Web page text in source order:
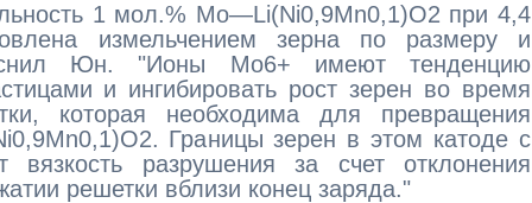
1 мол.% Mo—Li(Ni0,9Mn0,1)O2 при 4,4
измельчением зерна по размеру и
Юн. "Ионы Mo6+ имеют тенденцию
и ингибировать рост зерен во время
которая необходима для превращения
Границы зерен в этом катоде с
вязкость разрушения за счет отклонения
решетки вблизи конец заряда."